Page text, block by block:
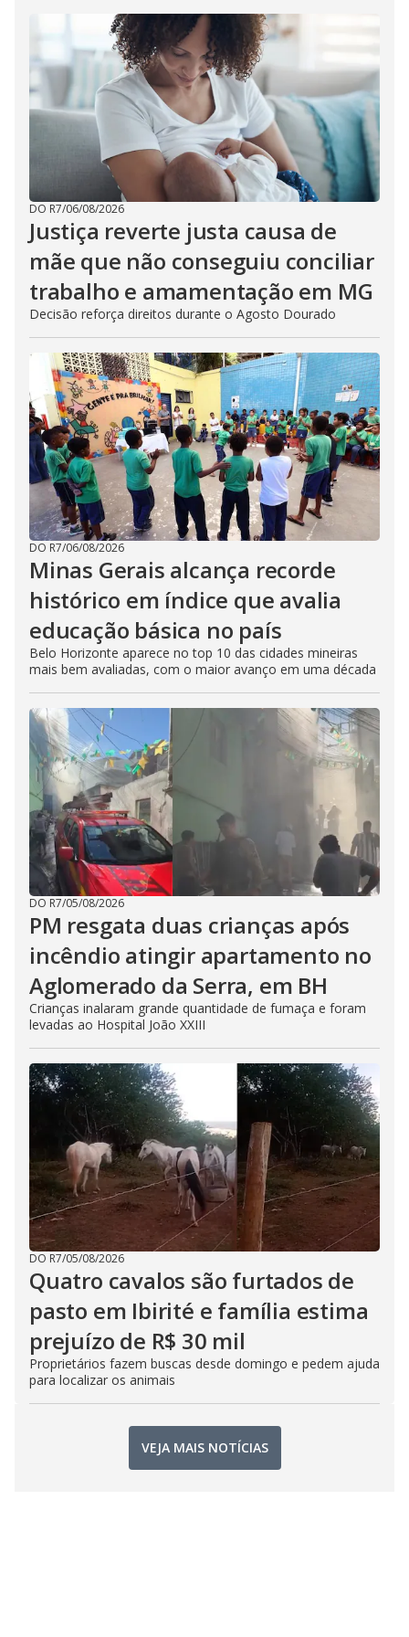
DO R7/06/08/2026
Justiça reverte justa causa de
mãe que não conseguiu conciliar
trabalho e amamentação em MG
Decisão reforça direitos durante o Agosto Dourado
DO R7/06/08/2026
Minas Gerais alcança recorde
histórico em índice que avalia
educação básica no país
Belo Horizonte aparece no top 10 das cidades mineiras
mais bem avaliadas, com o maior avanço em uma década
DO R7/05/08/2026
PM resgata duas crianças após
incêndio atingir apartamento no
Aglomerado da Serra, em BH
Crianças inalaram grande quantidade de fumaça e foram
levadas ao Hospital João XXIII
DO R7/05/08/2026
Quatro cavalos são furtados de
pasto em Ibirité e família estima
prejuízo de R$ 30 mil
Proprietários fazem buscas desde domingo e pedem ajuda
para localizar os animais
VEJA MAIS NOTÍCIAS